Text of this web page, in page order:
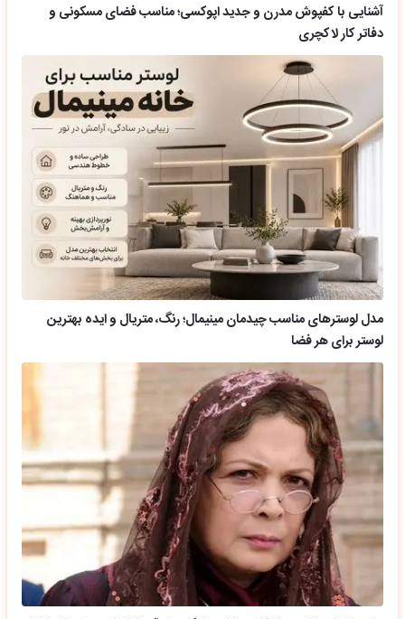
آشنایی با کفپوش مدرن و جدید اپوکسی؛ مناسب فضای مسکونی و
دفاتر کار لاکچری
مدل لوسترهای مناسب چیدمان مینیمال؛ رنگ، متریال و ایده بهترین
لوستر برای هر فضا